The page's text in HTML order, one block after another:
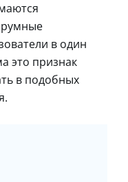
в один
это признак
в подобных